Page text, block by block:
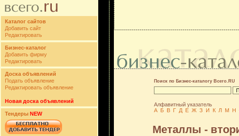
Каталог сайтов
Добавить сайт
Редактировать
Бизнес-каталог
Добавить фирму
Редактировать
Доска объявлений
Подать объявление
Редактировать объявление
Новая доска объявлений
Тендеры NEW
Поиск по Бизнес-каталогу Всего.RU
Алфавитный указатель
А Б В Г Д Е Ж З И К Л М Н
Металлы -